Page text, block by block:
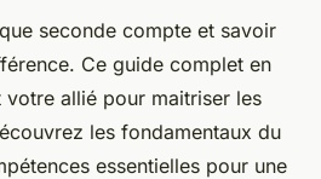
seconde compte et savoir
Ce guide complet en
allié pour maitriser les
les fondamentaux du
essentielles pour une